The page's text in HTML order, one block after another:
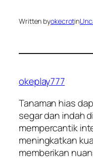
Written byokecrotin
okeplay777
Tanaman hias
segar dan indah
mempercantik
meningkatkan
memberikan